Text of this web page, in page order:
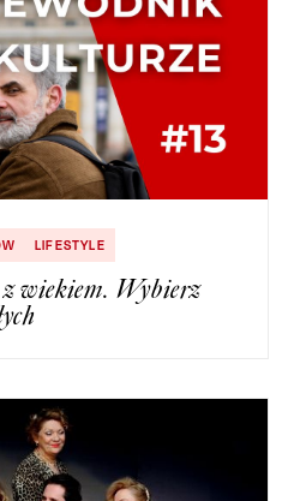
LIFESTYLE
wiekiem. Wybierz